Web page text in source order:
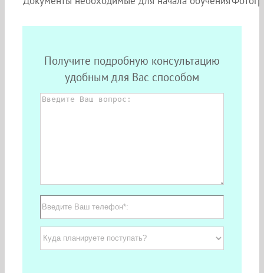
Получите подробную консультацию
удобным для Вас способом